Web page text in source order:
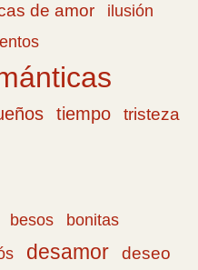
de amor
ilusión
tiempo
tristeza
besos
bonitas
desamor deseo